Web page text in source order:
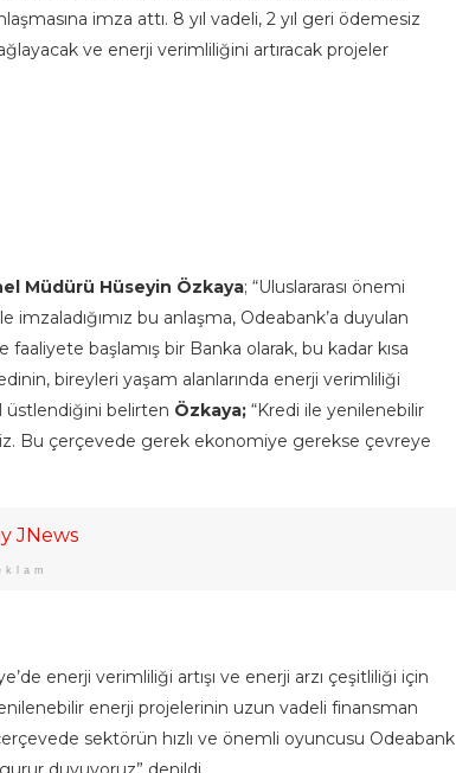
imza attı. 8 yıl vadeli, 2 yıl geri ödemesiz
ve enerji verimliliğini artıracak projeler
Müdürü Hüseyin Özkaya; “Uluslararası önemi
imzaladığımız bu anlaşma, Odeabank’a duyulan
başlamış bir Banka olarak, bu kadar kısa
bireyleri yaşam alanlarında enerji verimliliği
üstlendiğini belirten Özkaya; “Kredi ile yenilenebilir
Bu çerçevede gerek ekonomiye gerekse çevreye
enerji verimliliği artışı ve enerji arzı çeşitliliği için
enerji projelerinin uzun vadeli finansman
sektörün hızlı ve önemli oyuncusu Odeabank